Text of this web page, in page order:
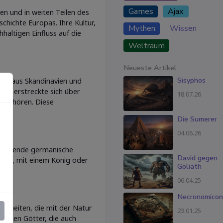
und in weiten Teilen des
Europas. Ihre Kultur,
Einfluss auf die
aus Skandinavien und
erstreckte sich über
gehören. Diese
germanische
mit einem König oder
die mit der Natur
Götter, die auch
Games
Ajax
Mythen
Wissen
Weltraum
Neueste Artikel
Sisyphos
18.07.26
Die Sumerer
04.06.26
David gegen
Goliath
06.04.25
Necronomicon
23.01.25